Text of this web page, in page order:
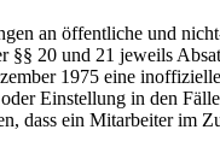
an öffentliche und
§§ 20 und 21 jeweils
1975 eine
Einstellung in den
dass ein Mitarbeiter im